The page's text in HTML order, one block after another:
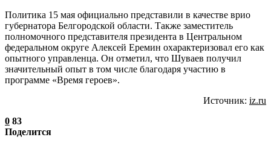
Политика 15 мая официально представили в качестве врио
губернатора Белгородской области. Также заместитель
полномочного представителя президента в Центральном
федеральном округе Алексей Еремин охарактеризовал его как
опытного управленца. Он отметил, что Шуваев получил
значительный опыт в том числе благодаря участию в
программе «Время героев».
Источник: iz.ru
0 83
Поделится